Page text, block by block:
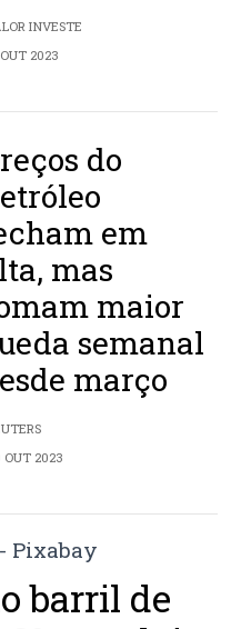
INVESTE
2023
do
em
mas
maior
semanal
março
OUT 2023
barril de